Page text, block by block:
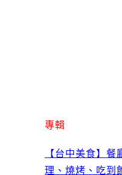
專輯
【台中美食】
理、燒烤、吃到